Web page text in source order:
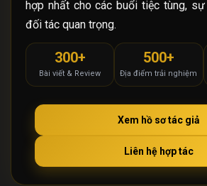
hợp nhất cho các buổi tiệc tùng,
đối tác quan trọng.
300+
Bài viết & Review
500+
Địa điểm trải nghiệm
Xem hồ sơ tác giả
Liên hệ hợp tác